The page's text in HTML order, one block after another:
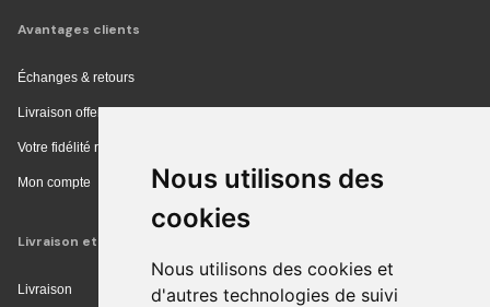
Nous utilisons des
cookies
Nous utilisons des cookies et
d'autres technologies de suivi
Avantages clients
Échanges & retours
Livraison offerte en magasin
Votre fidélité récompensée
Mon compte
Livraison et achat
Livraison